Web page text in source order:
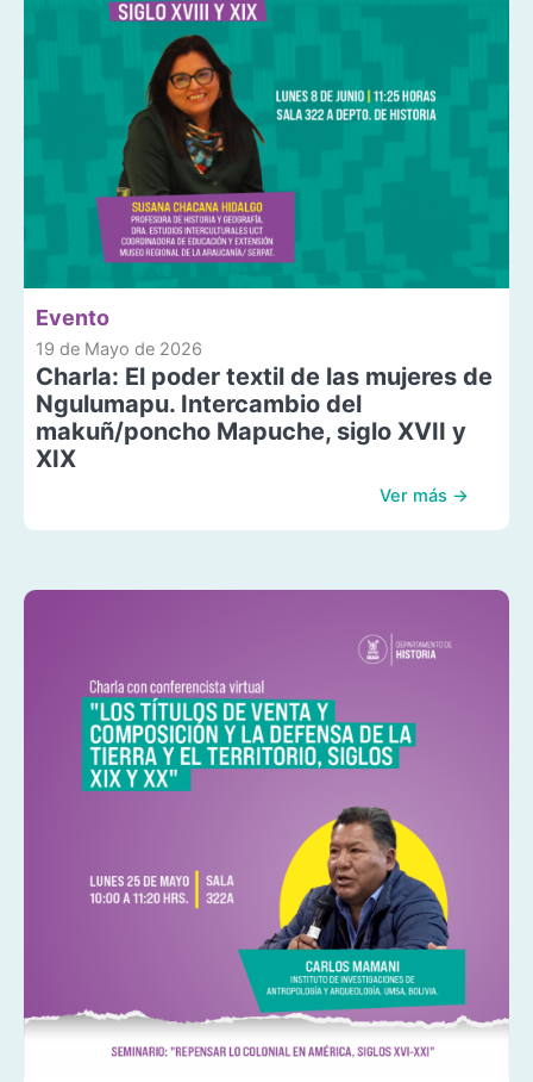
Evento
19 de Mayo de 2026
Charla: El poder textil de las mujeres de
Ngulumapu. Intercambio del
makuñ/poncho Mapuche, siglo XVII y
XIX
Ver más →